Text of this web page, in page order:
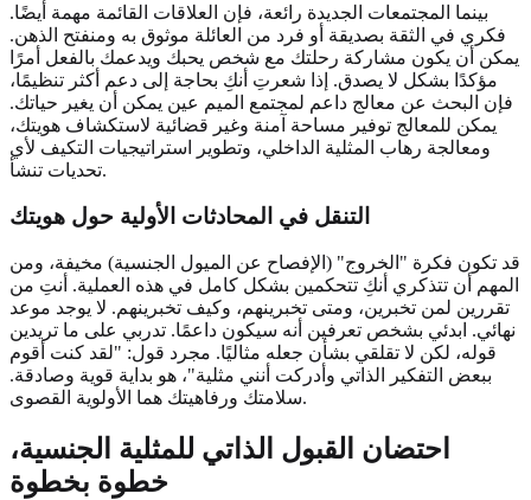
بينما المجتمعات الجديدة رائعة، فإن العلاقات القائمة مهمة أيضًا.
فكري في الثقة بصديقة أو فرد من العائلة موثوق به ومنفتح الذهن.
يمكن أن يكون مشاركة رحلتك مع شخص يحبك ويدعمك بالفعل أمرًا
مؤكدًا بشكل لا يصدق. إذا شعرتِ أنكِ بحاجة إلى دعم أكثر تنظيمًا،
فإن البحث عن معالج داعم لمجتمع الميم عين يمكن أن يغير حياتك.
يمكن للمعالج توفير مساحة آمنة وغير قضائية لاستكشاف هويتك،
ومعالجة رهاب المثلية الداخلي، وتطوير استراتيجيات التكيف لأي
تحديات تنشأ.
التنقل في المحادثات الأولية حول هويتك
قد تكون فكرة "الخروج" (الإفصاح عن الميول الجنسية) مخيفة، ومن
المهم أن تتذكري أنكِ تتحكمين بشكل كامل في هذه العملية. أنتِ من
تقررين لمن تخبرين، ومتى تخبرينهم، وكيف تخبرينهم. لا يوجد موعد
نهائي. ابدئي بشخص تعرفين أنه سيكون داعمًا. تدربي على ما تريدين
قوله، لكن لا تقلقي بشأن جعله مثاليًا. مجرد قول: "لقد كنت أقوم
ببعض التفكير الذاتي وأدركت أنني مثلية"، هو بداية قوية وصادقة.
سلامتك ورفاهيتك هما الأولوية القصوى.
احتضان القبول الذاتي للمثلية الجنسية،
خطوة بخطوة